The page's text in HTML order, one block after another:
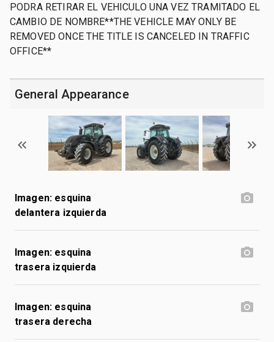
PODRA RETIRAR EL VEHICULO UNA VEZ TRAMITADO EL
CAMBIO DE NOMBRE**THE VEHICLE MAY ONLY BE
REMOVED ONCE THE TITLE IS CANCELED IN TRAFFIC
OFFICE**
General Appearance
Imagen: esquina
delantera izquierda
Imagen: esquina
trasera izquierda
Imagen: esquina
trasera derecha